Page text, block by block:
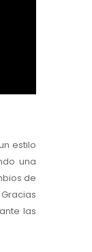
estilo
una
de
las